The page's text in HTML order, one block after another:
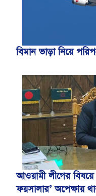
বিমান ভাড়া নিয়ে
আওয়ামী লীগের
ফয়সালার’ অপেক্ষায়